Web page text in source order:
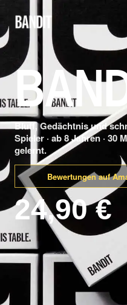
Bluff, Gedächtnis und
Spieler · ab 8 Jahren · 30
gelernt.
Bewertungen auf
24,90 €